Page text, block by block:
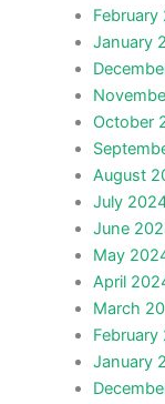
February
January
October
August
July
June
May
April
March
February
January